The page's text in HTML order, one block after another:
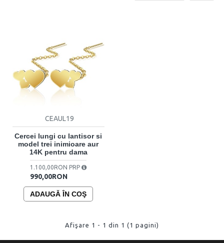
CEAUL19
Cercei lungi cu lantisor si
model trei inimioare aur
14K pentru dama
990,00RON
1.100,00RON PRP
ADAUGĂ ÎN COŞ
Afişare 1 - 1 din 1 (1 pagini)